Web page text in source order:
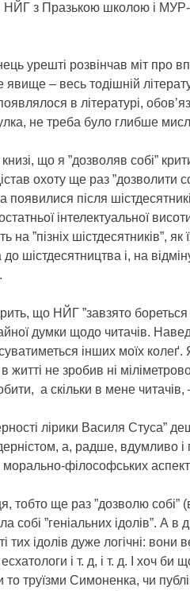
НЙГ з Празькою школою і
урешті розвінчав міт про
– весь тодішній
в літературі,
не треба було глибше
що я ”дозволяв собі”
охоту ще раз ”дозволити
появилися після
інтелектуальної
”пізніх шістдесятників”,
шістдесятництва і, на
що НЙГ ”завзято бореться
думки щодо читачів.
інших моїх
житті не зробив ні
а скільки в мене читачів,
лірики Василя Стуса”
а, радше, вдумливо і
морально-філософських
тобто ще раз ”дозволю собі”
собі ”геніальних ідолів”. А в
ідолів дуже логічні: вони
і т. д, і т. д. І хоч
то труїзми Симоненка, чи